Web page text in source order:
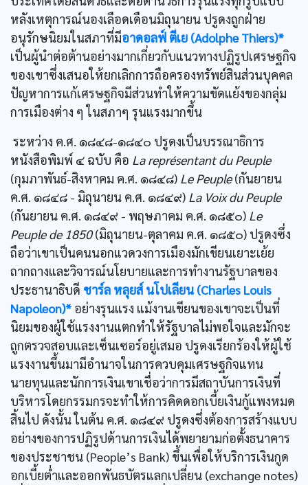
หลังเหตุการณ์นองเลือดเดือนมิถุนายน ปรูดงถูกฝ่าย
อนุรักษนิยมในสภาที่มีอาดอลฟ์ ตีเย (Adolphe Thiers)*
เป็นผู้นำต่อต้านอย่างมากเกี่ยวกับแนวทางปฏิรูปเศรษฐกิจ
ของเขาซึ่งเสนอให้ยกเลิกการถือครองทรัพย์สินส่วนบุคคล
ปัญหาการแก้เศรษฐกิจมีส่วนทำให้ความขัดแย้งของกลุ่ม
การเมืองต่าง ๆ ในสภาๆ รุนแรงมากขึ้น
ระหว่าง ค.ศ. ๑๘๔๘-๑๘๔๐ ปรูดงเป็นบรรณาธิการ
หนังสือพิมพ์ ๔ ฉบับ คือ La représentant du Peuple
(กุมภาพันธ์-สิงหาคม ค.ศ. ๑๘๔๘) Le Peuple(กันยายน
ค.ศ. ๑๘๔๘ - มิถุนายน ค.ศ. ๑๘๔๙) La Voix du Peuple
(กันยายน ค.ศ. ๑๘๔๙ - พฤษภาคม ค.ศ. ๑๘๕๐) Le
Peuple de 1850(มิถุนายน-ตุลาคม ค.ศ. ๑๘๕๐) ปรูดงซึ่ง
ถือว่าเขาเป็นคนนอกแวดวงการเมืองมักเขียนเยาะเย้ย
ถากถางและวิจารณ์นโยบายและการทำงานรัฐบาลของ
ประธานาธิบดี ชาร์ล หลุยส์ นโปเลียน (Charles Louis
Napoleon)* อย่างรุนแรง แม้งานเขียนของเขาจะเป็นที่
นิยมของผู้ใช้แรงงานแตกทำให้รัฐบาลไม่พอใจและมักจะ
ถูกตรวจสอบและเซ็นเซอร์อยู่เสมอ ปรูดงเรียกร้องให้ผู้ใช้
แรงงานขึ้นมามีอำนาจในการควบคุมเศรษฐกิจแทน
นายทุนและนักการเงินเขาเชื่อว่าการมีสถาบันการเงินที่
บริหารโดยกรรมกรจะทำให้การคิดดอกเบี้ยเงินกู้แพงหมด
สิ้นไป ดังนั้น ในต้น ค.ศ. ๑๘๔๙ ปรูดงซึ่งต้องการสร้างแบบ
อย่างของการปฏิรูปด้านการเงินได้พยายามก่อตั้งธนาคาร
ของประชาชน (People’s Bank) ขึ้นเพื่อให้บริการเงินกูด
อกเบี้ยตํ่าและออกพันธบัตรแลกเปลี่ยน (exchange notes)